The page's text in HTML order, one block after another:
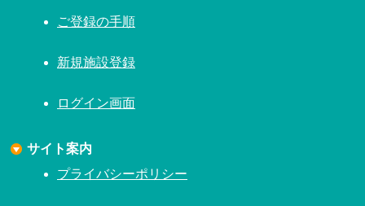
ご登録の手順
新規施設登録
ログイン画面
サイト案内
プライバシーポリシー